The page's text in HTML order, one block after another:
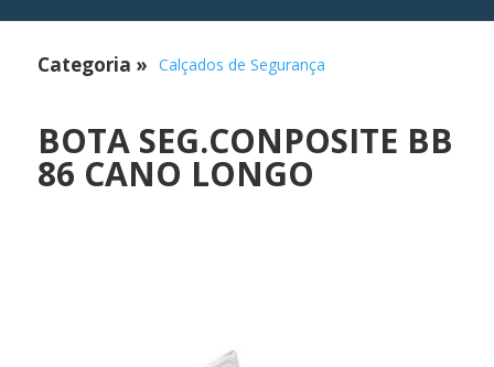
Categoria » Calçados de Segurança
BOTA SEG.CONPOSITE BB
86 CANO LONGO